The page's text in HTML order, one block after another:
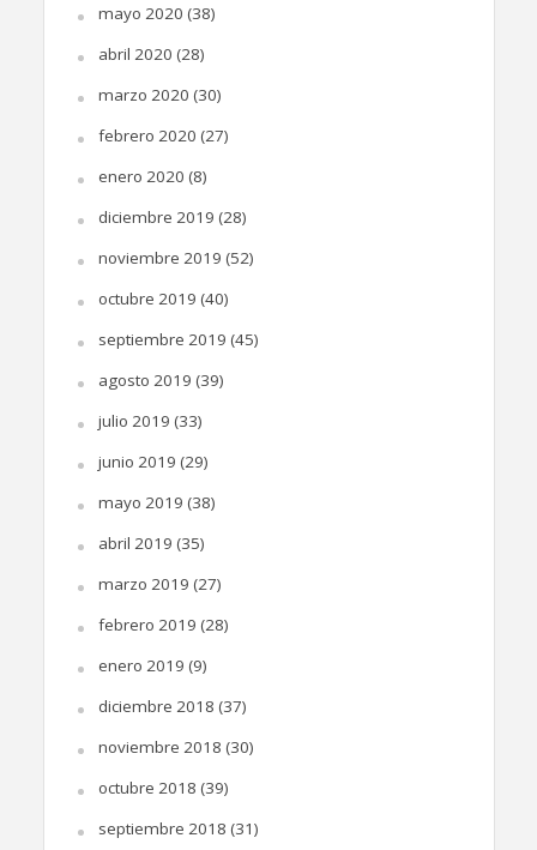
mayo 2020 (38)
abril 2020 (28)
marzo 2020 (30)
febrero 2020 (27)
enero 2020 (8)
diciembre 2019 (28)
noviembre 2019 (52)
octubre 2019 (40)
septiembre 2019 (45)
agosto 2019 (39)
julio 2019 (33)
junio 2019 (29)
mayo 2019 (38)
abril 2019 (35)
marzo 2019 (27)
febrero 2019 (28)
enero 2019 (9)
diciembre 2018 (37)
noviembre 2018 (30)
octubre 2018 (39)
septiembre 2018 (31)